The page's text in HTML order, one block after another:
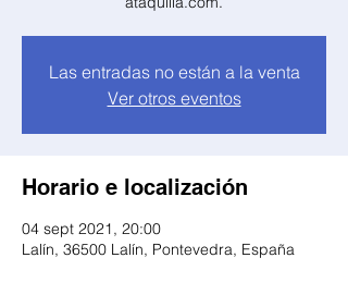
Las entradas no están a la venta
Ver otros eventos
Horario e localización
04 sept 2021, 20:00
Lalín, 36500 Lalín, Pontevedra, España